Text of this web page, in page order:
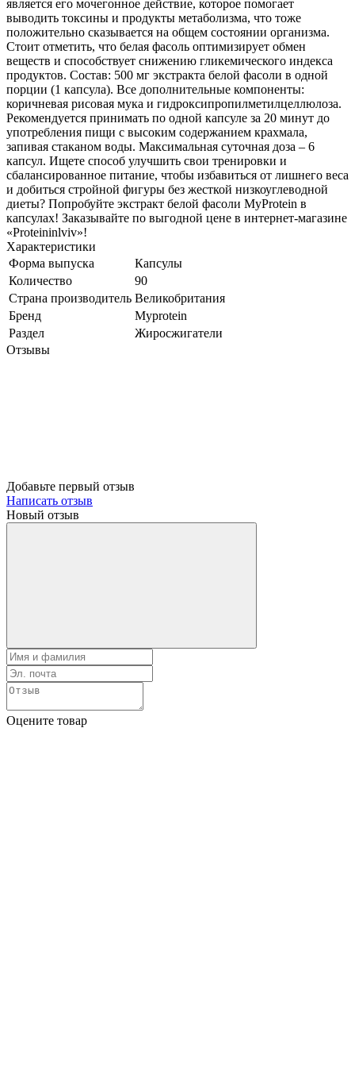
является его мочегонное действие, которое помогает
выводить токсины и продукты метаболизма, что тоже
положительно сказывается на общем состоянии организма.
Стоит отметить, что белая фасоль оптимизирует обмен
веществ и способствует снижению гликемического индекса
продуктов. Состав: 500 мг экстракта белой фасоли в одной
порции (1 капсула). Все дополнительные компоненты:
коричневая рисовая мука и гидроксипропилметилцеллюлоза.
Рекомендуется принимать по одной капсуле за 20 минут до
употребления пищи с высоким содержанием крахмала,
запивая стаканом воды. Максимальная суточная доза – 6
капсул. Ищете способ улучшить свои тренировки и
сбалансированное питание, чтобы избавиться от лишнего веса
и добиться стройной фигуры без жесткой низкоуглеводной
диеты? Попробуйте экстракт белой фасоли MyProtein в
капсулах! Заказывайте по выгодной цене в интернет-магазине
«Proteininlviv»!
Характеристики
Форма выпуска
Капсулы
Количество
90
Страна производитель Великобритания
Бренд
Myprotein
Раздел
Жиросжигатели
Отзывы
Добавьте первый отзыв
Написать отзыв
Новый отзыв
Оцените товар